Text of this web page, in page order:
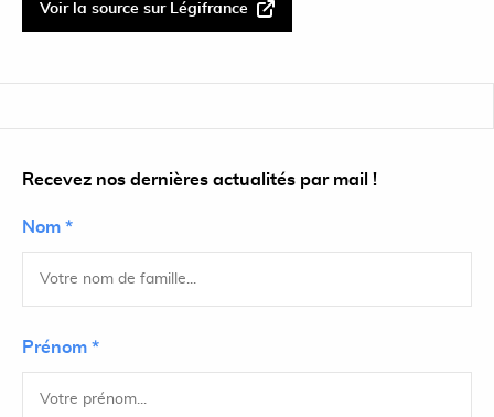
Voir la source sur Légifrance
Recevez nos dernières actualités par mail !
Nom *
Prénom *